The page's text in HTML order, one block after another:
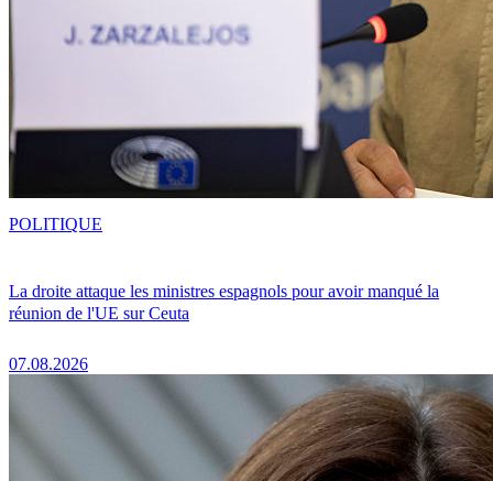
La droite attaque les ministres espagnols pour avoir manqué la
réunion de l'UE sur Ceuta
07.08.2026
POLITIQUE